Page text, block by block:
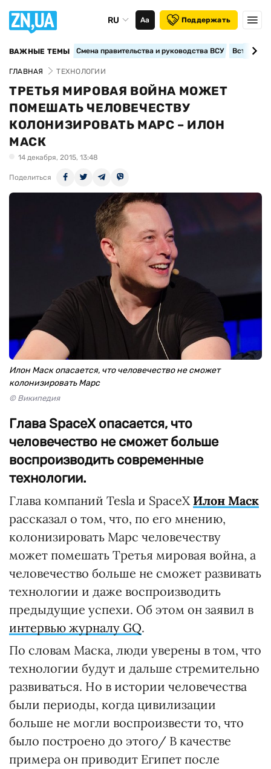
RU Аа Поддержать
ВАЖНЫЕ ТЕМЫ Смена правительства и руководства ВСУ
ГЛАВНАЯ ТЕХНОЛОГИИ
ТРЕТЬЯ МИРОВАЯ ВОЙНА МОЖЕТ
ПОМЕШАТЬ ЧЕЛОВЕЧЕСТВУ
КОЛОНИЗИРОВАТЬ МАРС – ИЛОН
МАСК
14 декабря, 2015, 13:48
Поделиться
Илон Маск опасается, что человечество не сможет
колонизировать Марс
© Википедия
Глава SpaceX опасается, что
человечество не сможет больше
воспроизводить современные
технологии.
Глава компаний Tesla и SpaceX Илон Маск
рассказал о том, что, по его мнению,
колонизировать Марс человечеству
может помешать Третья мировая война, а
человечество больше не сможет развивать
технологии и даже воспроизводить
предыдущие успехи. Об этом он заявил в
интервью журналу GQ.
По словам Маска, люди уверены в том, что
технологии будут и дальше стремительно
развиваться. Но в истории человечества
были периоды, когда цивилизации
больше не могли воспроизвести то, что
было построено до этого/ В качестве
примера он приводит Египет после